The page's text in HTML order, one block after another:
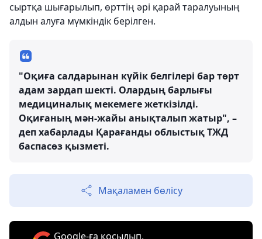
сыртқа шығарылып, өрттің әрі қарай таралуының
алдын алуға мүмкіндік берілген.
"Оқиға салдарынан күйік белгілері бар төрт
адам зардап шекті. Олардың барлығы
медициналық мекемеге жеткізілді.
Оқиғаның мән-жайы анықталып жатыр", –
деп хабарлады Қарағанды облыстық ТЖД
баспасөз қызметі.
Мақаламен бөлісу
Google-ға қосылып,